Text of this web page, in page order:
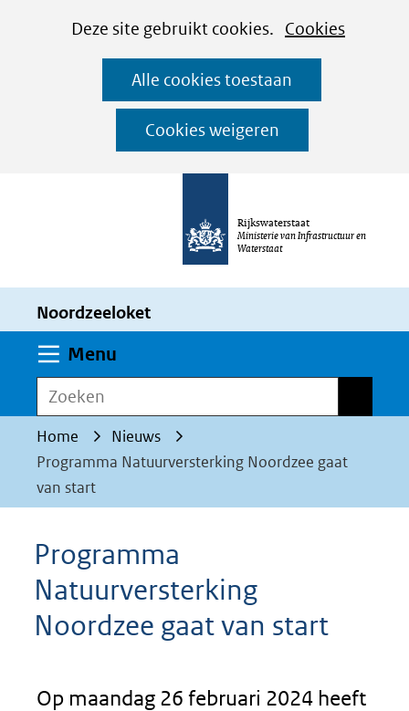
CookiesDeze site gebruikt cookies. Cookies
worden
toegestaan
geweigerd.
Alle cookies toestaan
Cookies weigeren
Ga
naar
de
inhoud
Rijkswaterstaat
Ministerie van Infrastructuur en
Waterstaat
Noordzeeloket
Menu
Zoeken
Home
Nieuws
Programma Natuurversterking Noordzee gaat
van start
Programma
Natuurversterking
Noordzee gaat van start
Op maandag 26 februari 2024 heeft